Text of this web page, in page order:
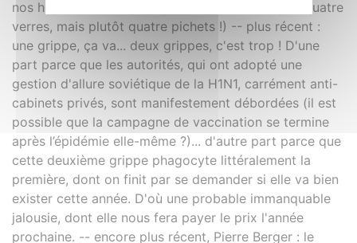
nos hôpitaux (mais pour y arriver, ce n'était pas quatre
verres, mais plutôt quatre pichets !) -- plus récent :
une grippe, ça va... deux grippes, c'est trop ! D'une
part parce que les autorités, qui ont adopté une
gestion d'allure soviétique de la H1N1, carrément anti-
cabinets privés, sont manifestement débordées (il est
possible que la campagne de vaccination se termine
après l’épidémie elle-même ?)... d'autre part parce que
cette deuxième grippe phagocyte littéralement la
première, dont on finit par se demander si elle va bien
exister cette année. D'où une probable immanquable
jalousie, dont elle nous fera payer le prix l'année
prochaine. -- encore plus récent, Pierre Berger : le